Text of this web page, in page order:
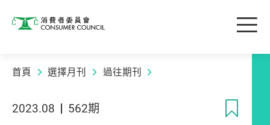
消費者委員會 目
首頁 選擇月刊 過往期刊
2023.08 562期